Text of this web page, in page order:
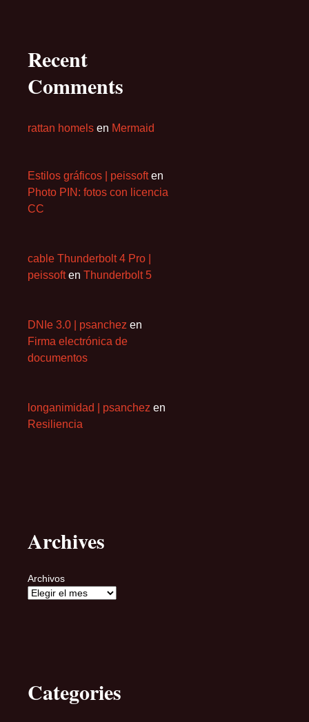
Recent
Comments
rattan homels en Mermaid
Estilos gráficos | peissoften
Photo PIN: fotos con licencia
CC
cable Thunderbolt 4 Pro |
peissoften Thunderbolt 5
DNIe 3.0 | psanchez en
Firma electrónica de
documentos
longanimidad | psanchez en
Resiliencia
Archives
Archivos
Categories